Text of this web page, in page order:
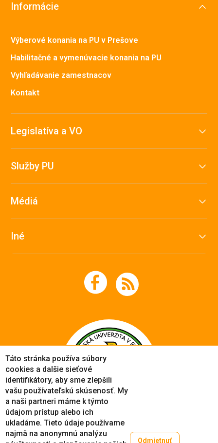
Informácie
Výberové konania na PU v Prešove
Habilitačné a vymenúvacie konania na PU
Vyhľadávanie zamestnacov
Kontakt
Legislatíva a VO
Služby PU
Médiá
Iné
Táto stránka používa súbory
cookies a dalšie sieťové
identifikátory, aby sme zlepšili
vašu používateľskú skúsenosť. My
a naši partneri máme k týmto
údajom prístup alebo ich
ukladáme. Tieto údaje používame
najmä na anonymnú analýzu
Odmietnuť